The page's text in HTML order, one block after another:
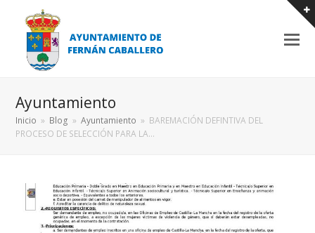
Ayuntamiento
Inicio » Blog » Ayuntamiento » BAREMACIÓN DEFINTIVA DEL
PROCESO DE SELECCIÓN PARA LA…